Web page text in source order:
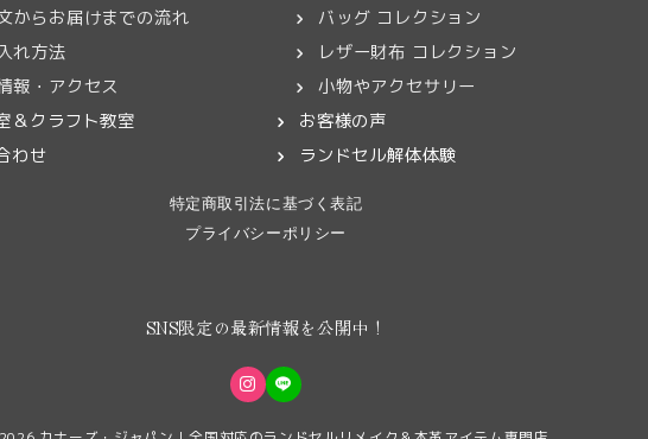
からお届けまでの流れ
れ方法
報・アクセス
＆クラフト教室
わせ
バッグ コレクション
レザー財布 コレクション
小物やアクセサリー
お客様の声
ランドセル解体体験
特定商取引法に基づく表記
プライバシーポリシー
SNS限定の最新情報を公開中！